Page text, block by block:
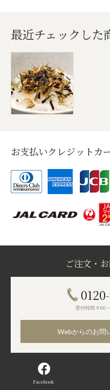
最近チェックした
お支払いクレジットカ
ご注文・
受付時間 9:00
Webからのお問
Facebook